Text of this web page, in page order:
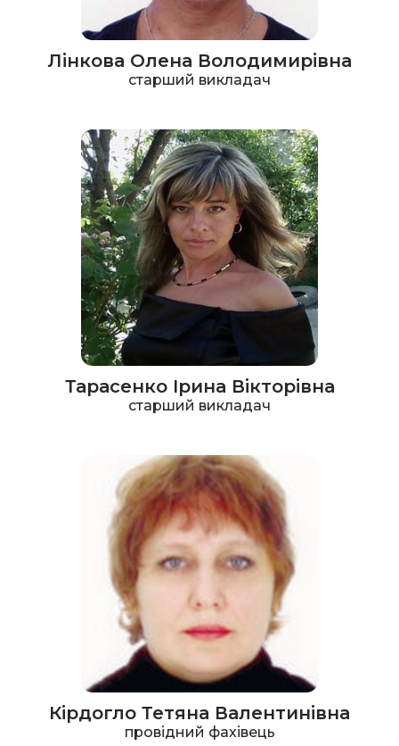
Лінкова Олена Володимирівна
старший викладач
Тарасенко Ірина Вікторівна
старший викладач
Кірдогло Тетяна Валентинівна
провідний фахівець